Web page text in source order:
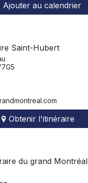
Ajouter au calendrier
Saint-Hubert
Obtenir l'itinéraire
du grand Montréal